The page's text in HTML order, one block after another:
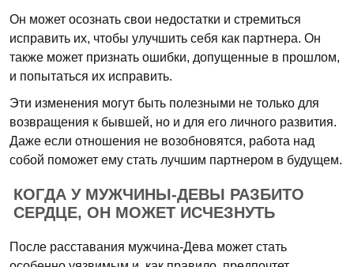
Он может осознать свои недостатки и стремиться
исправить их, чтобы улучшить себя как партнера. Он
также может признать ошибки, допущенные в прошлом,
и попытаться их исправить.
Эти изменения могут быть полезными не только для
возвращения к бывшей, но и для его личного развития.
Даже если отношения не возобновятся, работа над
собой поможет ему стать лучшим партнером в будущем.
КОГДА У МУЖЧИНЫ-ДЕВЫ РАЗБИТО
СЕРДЦЕ, ОН МОЖЕТ ИСЧЕЗНУТЬ
После расставания мужчина-Дева может стать